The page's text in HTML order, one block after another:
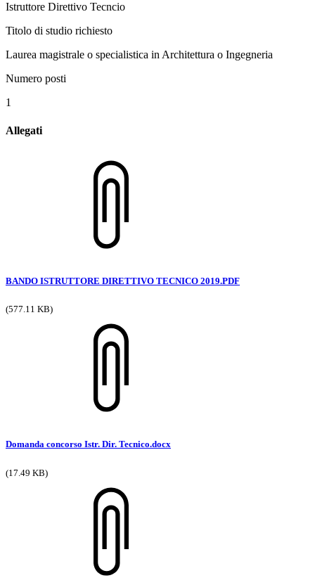
Istruttore Direttivo Tecncio
Titolo di studio richiesto
Laurea magistrale o specialistica in Architettura o Ingegneria
Numero posti
1
Allegati
BANDO ISTRUTTORE DIRETTIVO TECNICO 2019.PDF
(577.11 KB)
Domanda concorso Istr. Dir. Tecnico.docx
(17.49 KB)